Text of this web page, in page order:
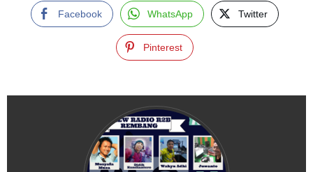
Facebook WhatsApp Twitter
Pinterest